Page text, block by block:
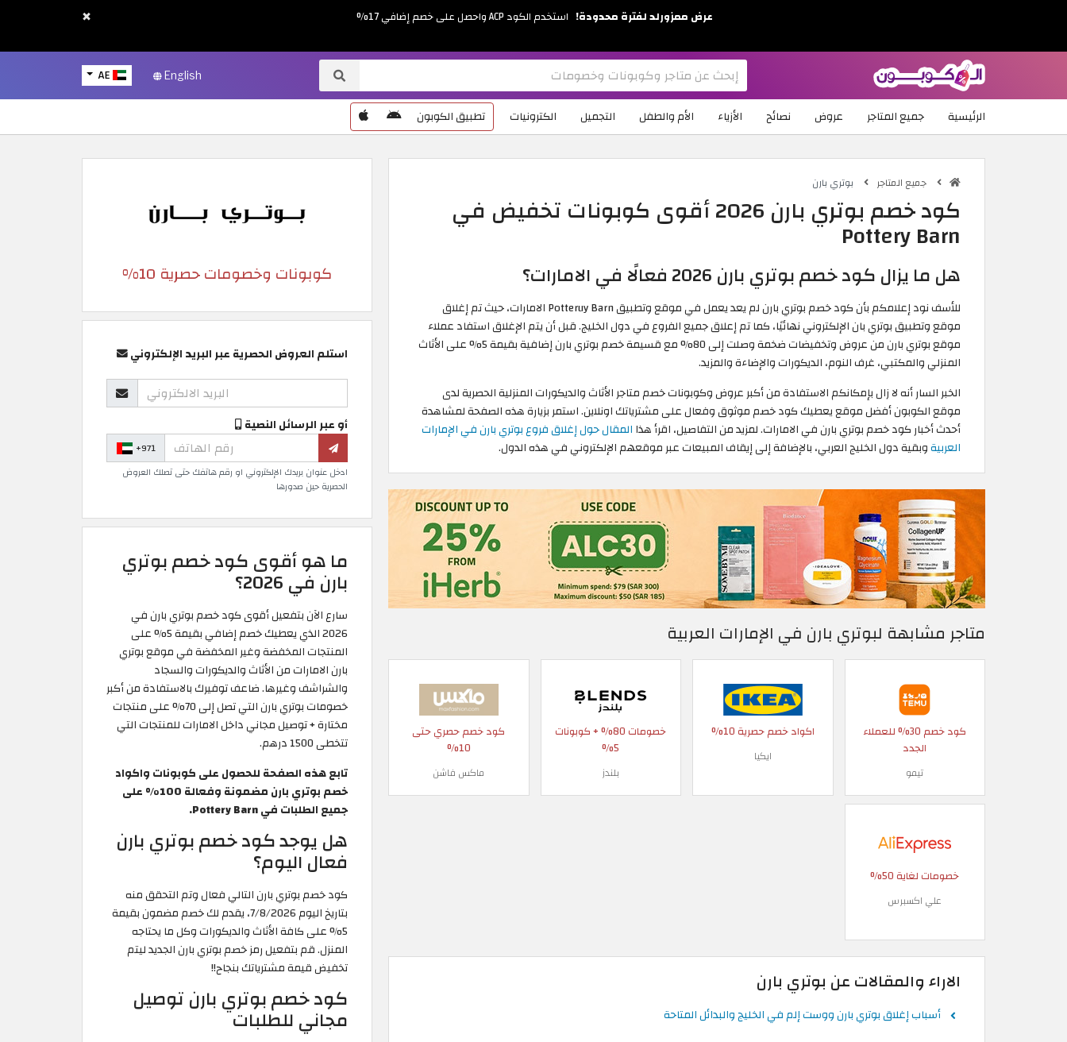
AE English
الرئيسية جميع المتاجر عروض نصائح الأزياء الأم والطفل التجميل الكترونيات تطبيق الكوبون
جميع المتاجر بوتري بارن
كود خصم بوتري بارن 2026 أقوى كوبونات تخفيض في
Pottery Barn
هل ما يزال كود خصم بوتري بارن 2026 فعالًا في الامارات؟
للأسف نود إعلامكم بأن كود خصم بوتري بارن لم يعد يعمل في موقع وتطبيق Potteruy Barn الامارات، حيث تم إغلاق
موقع وتطبيق بوتري بان الإلكتروني نهائيًا، كما تم إعلاق جميع الفروع في دول الخليج. قبل أن يتم الإغلاق استفاد عملاء
موقع بوتري بارن من عروض وتخفيضات ضخمة وصلت إلى 80% مع قسيمة خصم بوتري بارن إضافية بقيمة 5% على الأثاث
المنزلي والمكتبي، غرف النوم، الديكورات والإضاءة والمزيد.
الخبر السار أنه لا زال بإمكانكم الاستفادة من أكبر عروض وكوبونات خصم متاجر الأثاث والديكورات المنزلية الحصرية لدى
موقع الكوبون أفضل موقع يعطيك كود خصم موثوق وفعال على مشترياتك اونلاين. استمر بزيارة هذه الصفحة لمشاهدة
أحدث أخبار كود خصم بوتري بارن في الامارات. لمزيد من التفاصيل، اقرأ هذا المقال حول إغلاق فروع بوتري بارن في الإمارات
العربيةوبقية دول الخليج العربي، بالإضافة إلى إيقاف المبيعات عبر موقعهم الإلكتروني في هذه الدول.
متاجر مشابهة لبوتري بارن في الإمارات العربية
كود خصم 30% للعملاء
الجدد
تيمو
اكواد خصم حصرية 10%
ايكيا
خصومات 80% + كوبونات
5%
بلندز
كود خصم حصري حتى
10%
ماكس فاشن
خصومات لغاية 50%
علي اكسبرس
الاراء والمقالات عن بوتري بارن
أسباب إغلاق بوتري بارن ووست إلم في الخليج والبدائل المتاحة
كوبونات وخصومات حصرية 10%
استلم العروض الحصرية عبر البريد الإلكتروني
أو عبر الرسائل النصية
+971
ادخل عنوان بريدك الإلكتروني او رقم هاتفك حتى تصلك العروض
الحصرية حين صدورها
ما هو أقوى كود خصم بوتري
بارن في 2026؟
سارع الآن بتفعيل أقوى كود خصم بوتري بارن في
2026 الذي يعطيك خصم إضافي بقيمة 5% على
المنتجات المخفضة وغير المخفضة في موقع بوتري
بارن الامارات من الأثاث والديكورات والسجاد
والشراشف وغيرها. ضاعف توفيرك بالاستفادة من أكبر
خصومات بوتري بارن التي تصل إلى 70% على منتجات
مختارة + توصيل مجاني داخل الامارات للمنتجات التي
تتخطى 1500 درهم.
تابع هذه الصفحة للحصول على كوبونات واكواد
خصم بوتري بارن مضمونة وفعالة 100% على
جميع الطلبات في Pottery Barn.
هل يوجد كود خصم بوتري بارن
فعال اليوم؟
كود خصم بوتري بارن التالي فعال وتم التحقق منه
بتاريخ اليوم 7/8/2026، يقدم لك خصم مضمون بقيمة
5% على كافة الأثاث والديكورات وكل ما يحتاجه
المنزل. قم بتفعيل رمز خصم بوتري بارن الجديد ليتم
تخفيض قيمة مشترياتك بنجاح!!
كود خصم بوتري بارن توصيل
مجاني للطلبات
× عرض ممزورلد لفترة محدودة! استخدم الكود ACP واحصل على خصم إضافي 17%